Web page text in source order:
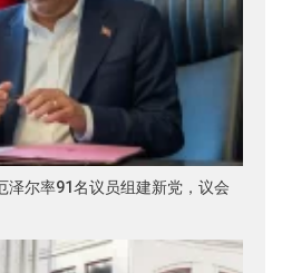
泽尔率91名议员组建新党，议会